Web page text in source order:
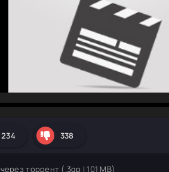
hd2160
hd1440
highres
hd1080
hd720
large
medium
small
tiny
234 338
через торрент (.3gp | 101 MB)